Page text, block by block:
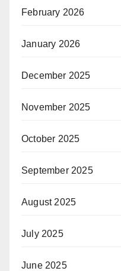
February 2026
January 2026
December 2025
November 2025
October 2025
September 2025
August 2025
July 2025
June 2025